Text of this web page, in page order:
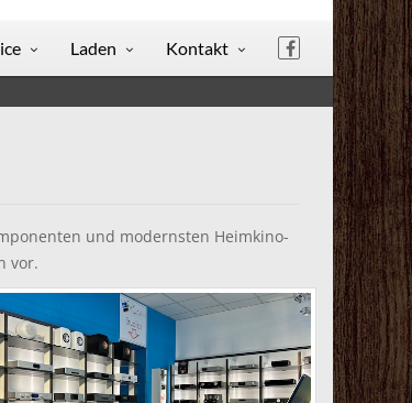
Laden Kontakt
und modernsten Heimkino-
vor.